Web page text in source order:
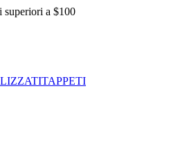
superiori a $100
TAPPETI